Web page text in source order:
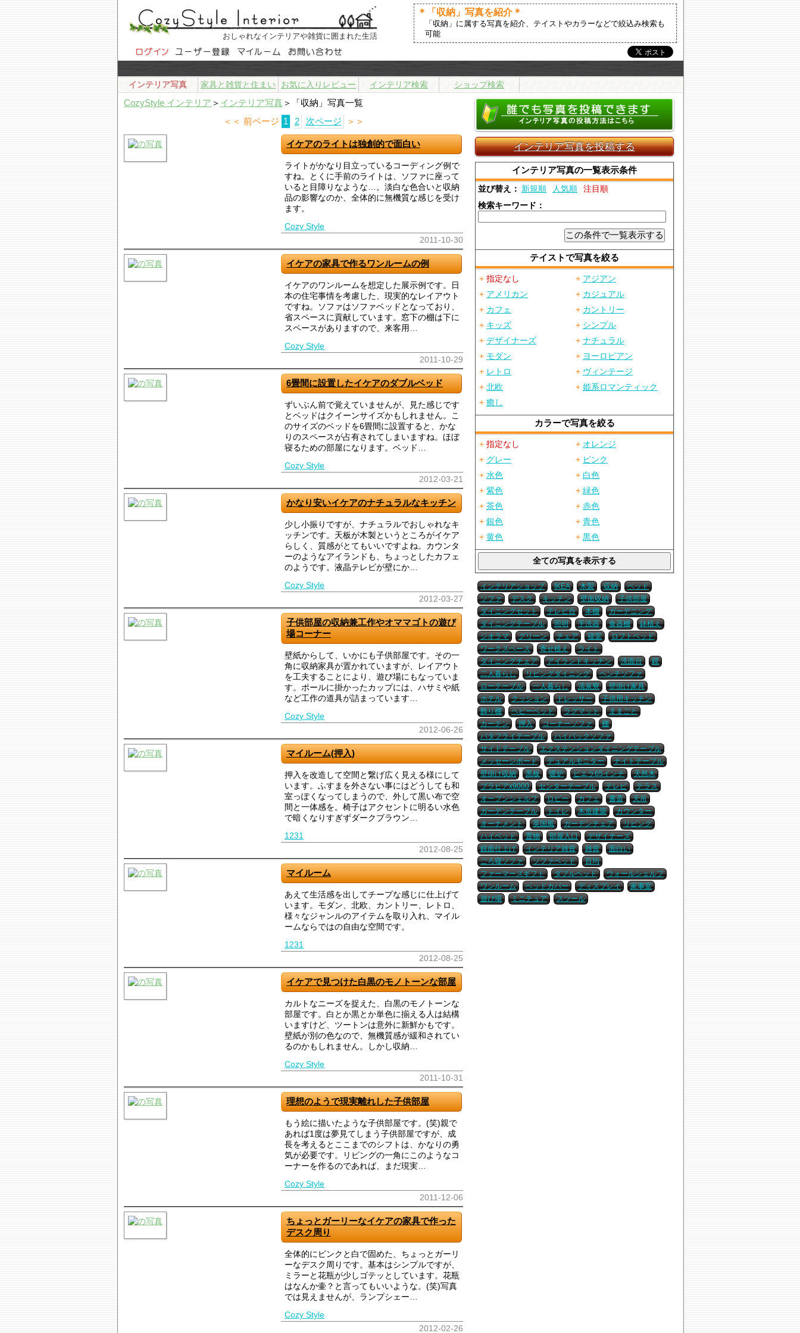
おしゃれなインテリアや雑貨に囲まれた生活
＊「収納」写真を紹介＊
「収納」に属する写真を紹介、テイストやカラーなどで絞込み検索も
可能
インテリア写真 家具と雑貨と住まい お気に入りレビュー インテリア検索
ショップ検索
CozyStyle インテリア ＞ インテリア写真＞「収納」写真一覧
＜＜ 前ページ 1 2 次ページ ＞＞
イケアのライトは独創的で面白い
ライトがかなり目立っているコーディング例で
すね。とくに手前のライトは、ソファに座って
いると目障りなような…。淡白な色合いと収納
品の影響なのか、全体的に無機質な感じを受け
ます。
Cozy Style
2011-10-30
イケアの家具で作るワンルームの例
イケアのワンルームを想定した展示例です。日
本の住宅事情を考慮した、現実的なレイアウト
ですね。ソファはソファベッドとなっており、
省スペースに貢献しています。窓下の棚は下に
スペースがありますので、来客用…
Cozy Style
2011-10-29
6畳間に設置したイケアのダブルベッド
ずいぶん前で覚えていませんが、見た感じです
とベッドはクイーンサイズかもしれません。こ
のサイズのベッドを6畳間に設置すると、かな
りのスペースが占有されてしまいますね。ほぼ
寝るための部屋になります。ベッド…
Cozy Style
2012-03-21
かなり安いイケアのナチュラルなキッチン
少し小振りですが、ナチュラルでおしゃれなキ
ッチンです。天板が木製というところがイケア
らしく、質感がとてもいいですよね。カウンタ
ーのようなアイランドも、ちょっとしたカフェ
のようです。液晶テレビが壁にか…
Cozy Style
2012-03-27
子供部屋の収納兼工作やオママゴトの遊び
場コーナー
壁紙からして、いかにも子供部屋です。その一
角に収納家具が置かれていますが、レイアウト
を工夫することにより、遊び場にもなっていま
す。ポールに掛かったカップには、ハサミや紙
など工作の道具が詰まっています…
Cozy Style
2012-06-26
マイルーム(押入)
押入を改造して空間と繋げ広く見える様にして
います。ふすまを外さない事にはどうしても和
室っぽくなってしまうので、外して黒い布で空
間と一体感を。椅子はアクセントに明るい水色
で暗くなりすぎずダークブラウン…
1231
2012-08-25
マイルーム
あえて生活感を出してチープな感じに仕上げて
います。モダン、北欧、カントリー、レトロ、
様々なジャンルのアイテムを取り入れ、マイル
ームならではの自由な空間です。
1231
2012-08-25
イケアで見つけた白黒のモノトーンな部屋
カルトなニーズを捉えた、白黒のモノトーンな
部屋です。白とか黒とか単色に揃える人は結構
いますけど、ツートンは意外に新鮮かもです。
壁紙が別の色なので、無機質感が緩和されてい
るのかもしれません。しかし収納…
Cozy Style
2011-10-31
理想のようで現実離れした子供部屋
もう絵に描いたような子供部屋です。(笑)親で
あれば1度は夢見てしまう子供部屋ですが、成
長を考えるとここまでのシフトは、かなりの勇
気が必要です。リビングの一角にこのようなコ
ーナーを作るのであれば、まだ現実…
Cozy Style
2011-12-06
ちょっとガーリーなイケアの家具で作った
デスク周り
全体的にピンクと白で固めた、ちょっとガーリ
ーなデスク周りです。基本はシンプルですが、
ミラーと花瓶が少しゴテッとしています。花瓶
はなんか壷？と言ってもいいような。(笑)写真
では見えませんが、ランプシェー…
Cozy Style
2012-02-26
インテリア写真を投稿する
インテリア写真の一覧表示条件
並び替え： 新規順 人気順
注目順
検索キーワード：
テイストで写真を絞る
+ 指定なし + アジアン
+ アメリカン + カジュアル
+ カフェ + カントリー
+ キッズ + シンプル
+ デザイナーズ + ナチュラル
+ モダン + ヨーロピアン
+ レトロ + ヴィンテージ
+ 北欧 + 姫系ロマンティック
+ 癒し
カラーで写真を絞る
+ 指定なし + オレンジ
+ グレー + ピンク
+ 水色 + 白色
+ 紫色 + 緑色
+ 茶色 + 赤色
+ 銀色 + 青色
+ 黄色 + 黒色
インテリアショップ IKEA 木製 収納
ベッド
ソファ
デスク キッチン 壁面収納
子供部屋
ダイニングセット
テレビ台 本棚
ガーデニング
ダイニングテーブル
照明 手洗器 食器棚
鉢植え
ジオラマ
グリーン チェア 寝室
ロフトベッド
ワークスペース
寄せ植え
ライト
ダイニングチェア
アイランドキッチン 洗面台
鏡
二人暮らし
リビングダイニング
ベンチソファ
ローテーブル
一人暮らし 清泉寮
壁掛け家具
ホテル
クッション ドレッサー
子供用キッチン
飾り棚
ベビーベッド ラグマット
ままごと
カーテン
押入 コーナーソファ
棚
バタフライテーブル
ハイバックソファ
サイドテーブル
エクステンションダイニングテーブル
メッセージボード
デュアルモニター
ナイトテーブル
壁掛け収納
黒板 暖炉 ビエラ65インチ
天然木
ブラビアx9000
センターテーブル テレビ
テラス
オープンシェルフ
ロビー カフェ 書斎
天吊
ガーデンテーブル
トイレ 木造建築
カウンター
オーナメント
英国風 ガーデンチェア
リビング
ハイベッド
置物 部屋入口
デザイナーズ
鏡面仕上げ
インテリア雑貨 雑貨
面白い
ごろ寝ソファ
ソファベッド
百均
ファーマーズギフト
ダブルベッド
ウォールシェルフ
ワンルーム
ベッドカバー ディスプレイ
家事室
遊び場
ミニチュア スツール